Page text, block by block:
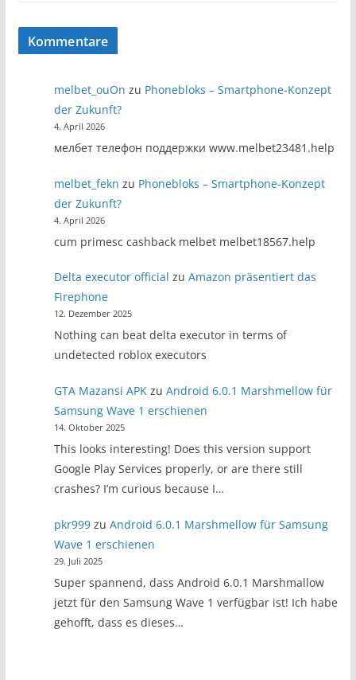
Kommentare
melbet_ouOn zu Phonebloks – Smartphone-Konzept
der Zukunft?
4. April 2026
мелбет телефон поддержки www.melbet23481.help
melbet_fekn zu Phonebloks – Smartphone-Konzept
der Zukunft?
4. April 2026
cum primesc cashback melbet melbet18567.help
Delta executor official zuAmazon präsentiert das
Firephone
12. Dezember 2025
Nothing can beat delta executor in terms of
undetected roblox executors
GTA Mazansi APK zuAndroid 6.0.1 Marshmellow für
Samsung Wave 1 erschienen
14. Oktober 2025
This looks interesting! Does this version support
Google Play Services properly, or are there still
crashes? I’m curious because I…
pkr999 zuAndroid 6.0.1 Marshmellow für Samsung
Wave 1 erschienen
29. Juli 2025
Super spannend, dass Android 6.0.1 Marshmallow
jetzt für den Samsung Wave 1 verfügbar ist! Ich habe
gehofft, dass es dieses…